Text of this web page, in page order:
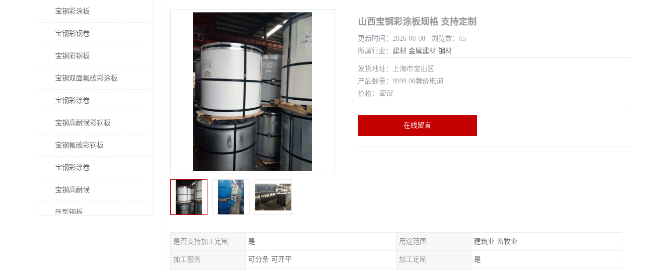
宝钢彩涂板
宝钢彩钢卷
宝钢彩钢板
宝钢双面氟碳彩涂板
宝钢彩涂卷
宝钢高耐候彩钢板
宝钢氟碳彩钢板
宝钢彩涂卷
宝钢高耐候
压型钢板
山西宝钢彩涂板规格 支持定制
更新时间：2026-08-08 浏览数：65
所属行业： 建材 金属建材 钢材
发货地址：上海市宝山区
产品数量：9999.00牌价电询
价格： 面议
在线留言
是否支持加工定制 是 用途范围 建筑业 畜牧业
加工服务 可分条 可开平 加工定制 是